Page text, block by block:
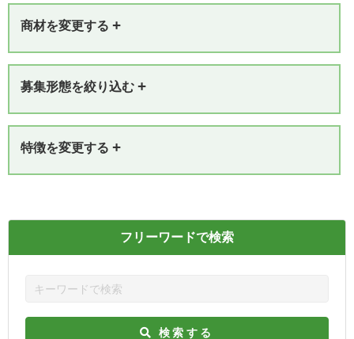
商材を変更する +
募集形態を絞り込む +
特徴を変更する +
フリーワードで検索
検索する